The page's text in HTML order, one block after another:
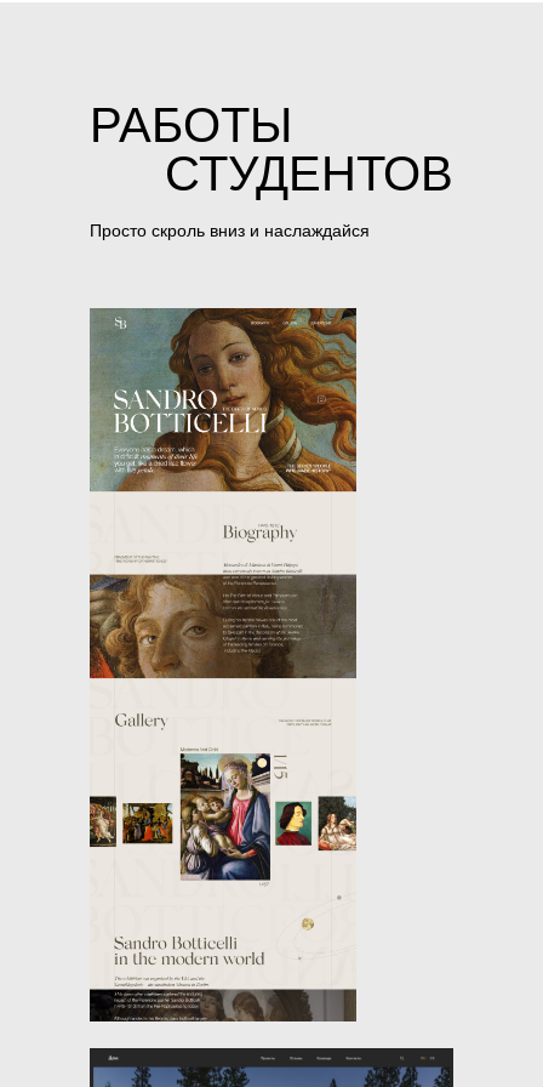
РАБОТЫ
СТУДЕНТОВ
Просто скроль вниз и наслаждайся